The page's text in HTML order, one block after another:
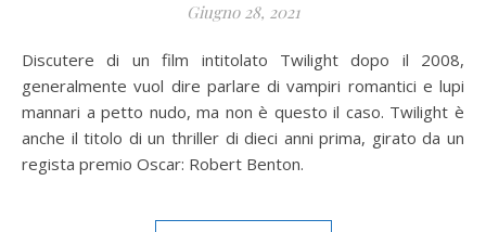
Giugno 28, 2021
Discutere di un film intitolato Twilight dopo il 2008,
generalmente vuol dire parlare di vampiri romantici e lupi
mannari a petto nudo, ma non è questo il caso. Twilight è
anche il titolo di un thriller di dieci anni prima, girato da un
regista premio Oscar: Robert Benton.